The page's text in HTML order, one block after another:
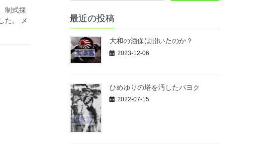
制式採
た。 メ
最近の投稿
大和の酒保は開いたのか？
2023-12-06
ひめゆりの塔を汚したパヨク
2022-07-15